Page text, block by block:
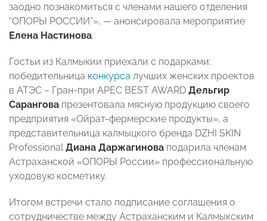
заодно познакомиться с членами нашего отделения
“ОПОРЫ РОССИИ”», — анонсировала мероприятие
Елена Настинова.
Гостьи из Калмыкии приехали с подарками:
победительница конкурса лучших женских проектов
в АТЭС – Гран-при APEC BEST AWARD Дельгир
Сарангова презентовала мясную продукцию своего
предприятия «Ойрат-фермерские продукты», а
представительница калмыцкого бренда DZHI SKIN
ProfessionalДиана Даржагинова подарила членам
Астраханской «ОПОРЫ России» профессиональную
уходовую косметику.
Итогом встречи стало подписание соглашения о
сотрудничестве между Астраханским и Калмыкским